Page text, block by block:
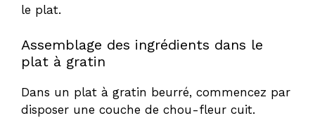
le plat.
Assemblage des ingrédients dans le
plat à gratin
Dans un plat à gratin beurré, commencez par
disposer une couche de chou-fleur cuit.